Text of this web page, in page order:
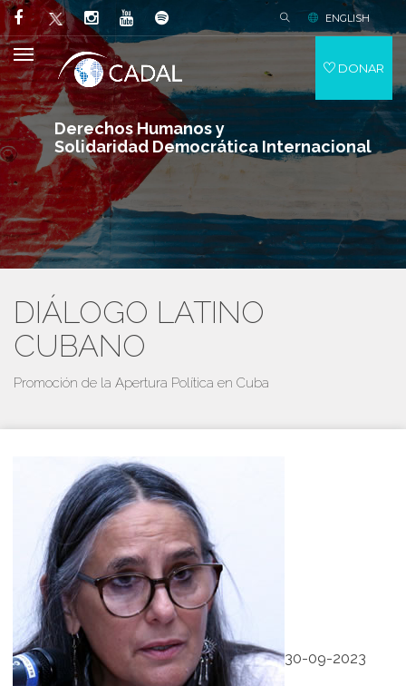
Derechos Humanos y
Solidaridad Democrática Internacional
ENGLISH
DONAR
DIÁLOGO LATINO
CUBANO
Promoción de la Apertura Política en Cuba
30-09-2023